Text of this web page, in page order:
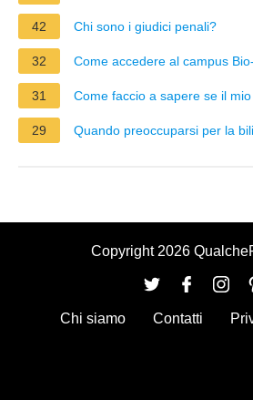
42 Chi sono i giudici penali?
32 Come accedere al campus
31 Come faccio a sapere se il
29 Quando preoccuparsi per la
Copyright 2026
Chi siamo Contatti